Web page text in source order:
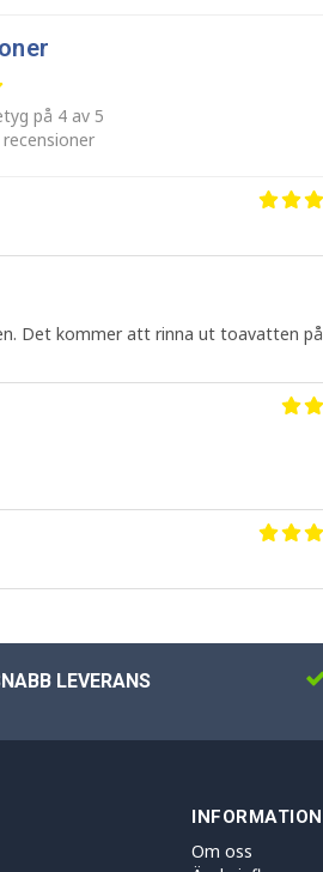
på 4 av 5
Det kommer att rinna ut toavatten på
LEVERANS
INFORMATION
Om oss